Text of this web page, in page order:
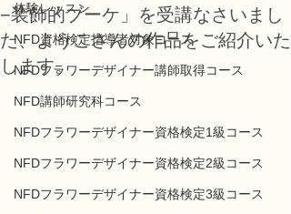
体験レッスン
NFD資格検定指導者対象コース
NFDフラワーデザイナー講師取得コース
NFD講師研究科コース
NFDフラワーデザイナー資格検定1級コース
NFDフラワーデザイナー資格検定2級コース
NFDフラワーデザイナー資格検定3級コース
−装飾的ブーケ」を受講なさいまし
た、ようこさんの作品をご紹介いた
します。